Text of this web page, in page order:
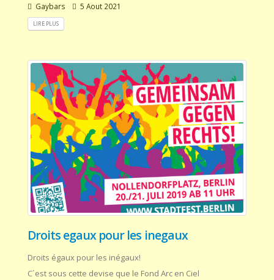
Gaybars 5 Aout 2021
LIRE PLUS
Droits egaux pour les inegaux
Droits égaux pour les inégaux!
C´est sous cette devise que le Fond Arc en Ciel